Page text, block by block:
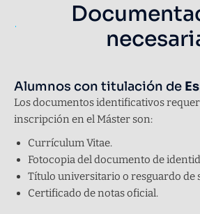
Alumnos con titulación de
Los documentos identificativos
inscripción en el Máster son:
Currículum Vitae.
Fotocopia del documento de
Título universitario o resguardo de
Certificado de notas oficial.